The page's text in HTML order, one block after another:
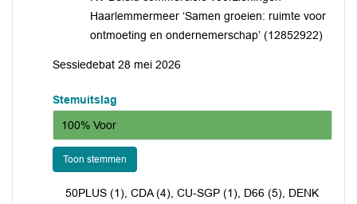
Haarlemmermeer ‘Samen groeien: ruimte voor
ontmoeting en ondernemerschap’ (12852922)
Sessiedebat 28 mei 2026
Stemuitslag
100% Voor
Toon stemmen
50PLUS (1), CDA (4), CU-SGP (1), D66 (5), DENK